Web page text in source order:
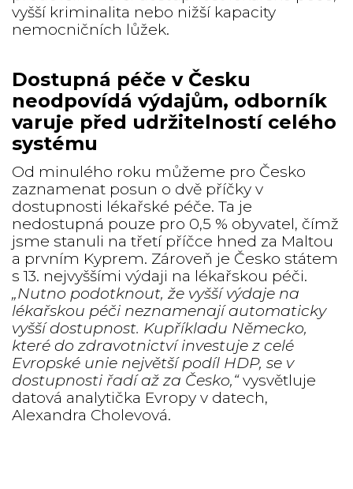
vyšší kriminalita nebo nižší kapacity
nemocničních lůžek.
Dostupná péče v Česku
neodpovídá výdajům, odborník
varuje před udržitelností celého
systému
Od minulého roku můžeme pro Česko
zaznamenat posun o dvě příčky v
dostupnosti lékařské péče. Ta je
nedostupná pouze pro 0,5 % obyvatel, čímž
jsme stanuli na třetí příčce hned za Maltou
a prvním Kyprem. Zároveň je Česko státem
s 13. nejvyššími výdaji na lékařskou péči.
„Nutno podotknout, že vyšší výdaje na
lékařskou péči neznamenají automaticky
vyšší dostupnost. Kupříkladu Německo,
které do zdravotnictví investuje z celé
Evropské unie největší podíl HDP, se v
dostupnosti řadí až za Česko,“vysvětluje
datová analytička Evropy v datech,
Alexandra Cholevová.